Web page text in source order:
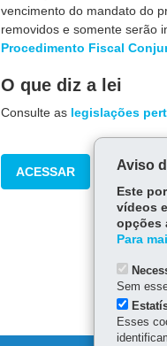
vencimento do mandato do
removidos e somente serão
Procedimento Fiscal
O que diz a lei
Consulte as legislações
ACESSAR Aviso
Este
vídeos
opções
Para
Sem
Esses